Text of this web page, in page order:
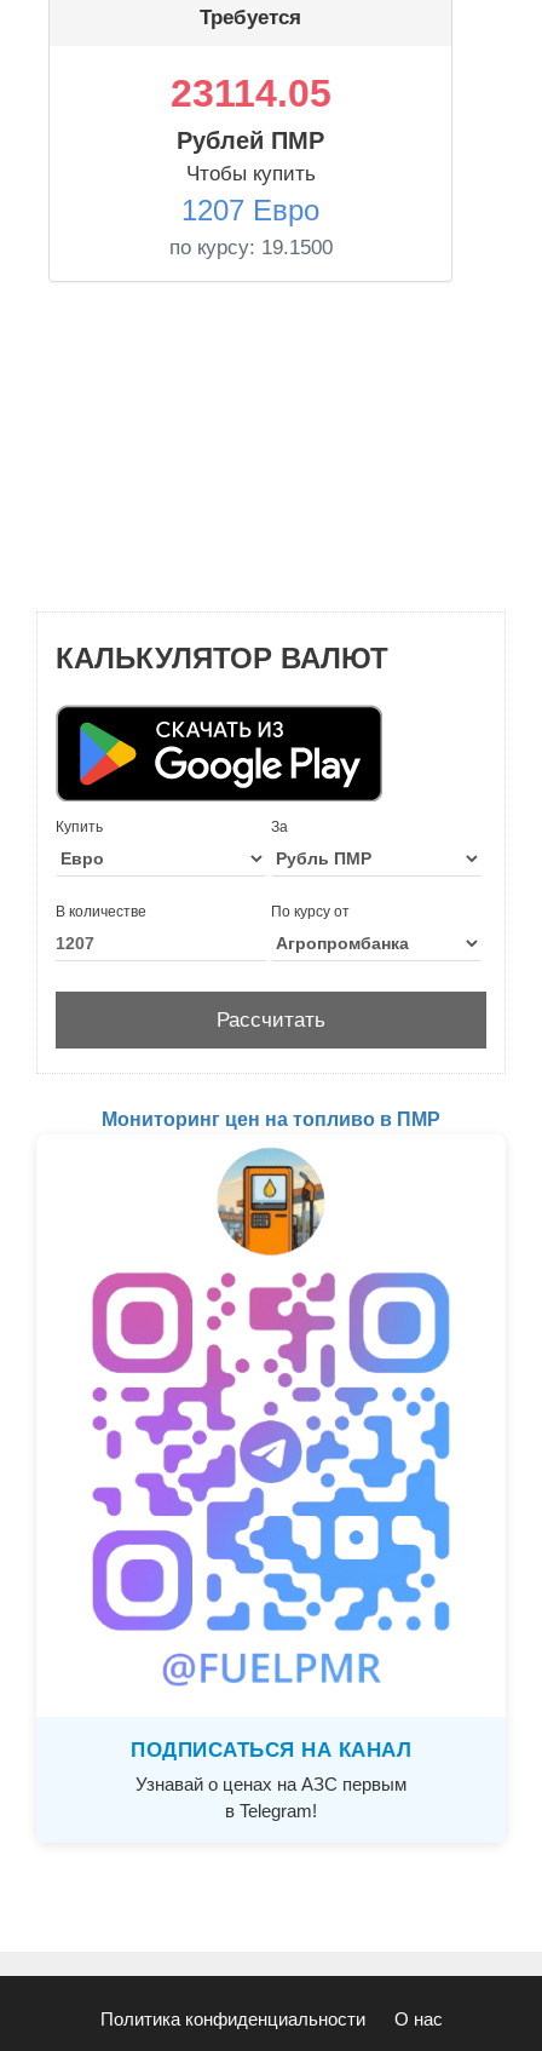
Требуется
23114.05
Рублей ПМР
Чтобы купить
1207 Евро
по курсу: 19.1500
КАЛЬКУЛЯТОР ВАЛЮТ
Купить За
В количестве По курсу от
Мониторинг цен на топливо в ПМР
ПОДПИСАТЬСЯ НА КАНАЛ
Узнавай о ценах на АЗС первым
в Telegram!
Политика конфиденциальности О нас